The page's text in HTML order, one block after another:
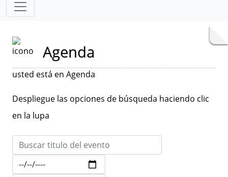
Agenda
usted está en Agenda
Despliegue las opciones de búsqueda haciendo clic
en la lupa